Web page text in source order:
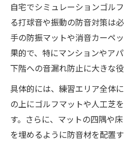
自宅でシミュレーションゴル
る打球音や振動の防音対策は
手の防振マットや消音カーペ
果的で、特にマンションやア
下階への音漏れ防止に大きな役
具体的には、練習エリア全体
の上にゴルフマットや人工芝
す。さらに、マットの四隅や
を埋めるように防音材を配置